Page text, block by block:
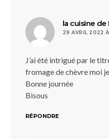
la cuisine
29 AVRIL 2022
J’ai été intrigué par le
fromage de chèvre moi
Bonne journée
Bisous
RÉPONDRE